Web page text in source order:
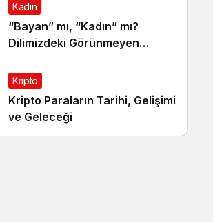
Kadın
“Bayan” mı, “Kadın” mı?
Dilimizdeki Görünmeyen
Cinsiyet Ayrımı
Kripto
Kripto Paraların Tarihi, Gelişimi
ve Geleceği